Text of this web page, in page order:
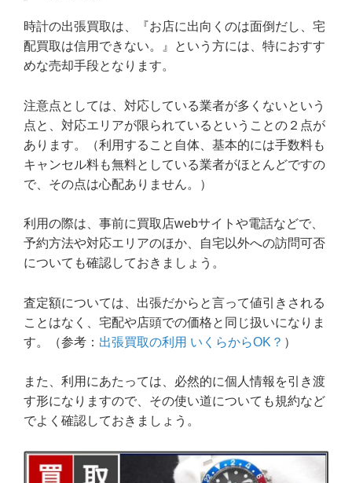
時計の出張買取は、『お店に出向くのは面倒だし、宅
配買取は信用できない。』という方には、特におすす
めな売却手段となります。
注意点としては、対応している業者が多くないという
点と、対応エリアが限られているということの２点が
あります。（利用すること自体、基本的には手数料も
キャンセル料も無料としている業者がほとんどですの
で、その点は心配ありません。）
利用の際は、事前に買取店webサイトや電話などで、
予約方法や対応エリアのほか、自宅以外への訪問可否
についても確認しておきましょう。
査定額については、出張だからと言って値引きされる
ことはなく、宅配や店頭での価格と同じ扱いになりま
す。（参考： 出張買取の利用 いくらからOK？ ）
また、利用にあたっては、必然的に個人情報を引き渡
す形になりますので、その使い道についても規約など
でよく確認しておきましょう。